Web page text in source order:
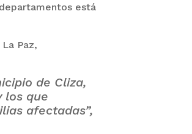
está
Paz,
de Cliza,
los que
afectadas”,